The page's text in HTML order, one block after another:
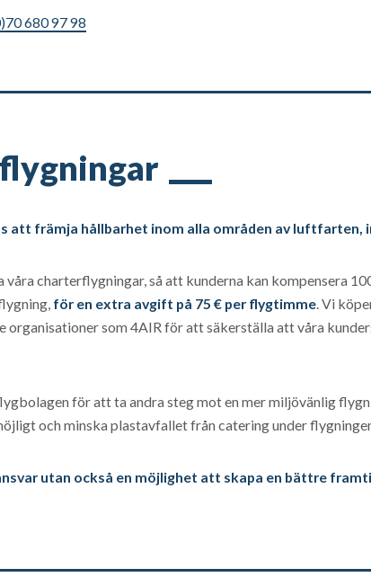
680 97 98
att främja hållbarhet inom alla områden av luftfarten,
charterflygningar, så att kunderna kan kompensera
för en extra avgift på 75 € per flygtimme . Vi
som 4AIR för att säkerställa att våra
för att ta andra steg mot en mer miljövänlig
och minska plastavfallet från catering under
utan också en möjlighet att skapa en bättre